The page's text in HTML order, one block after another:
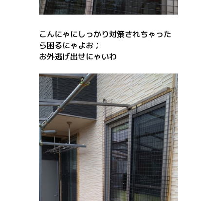
こんにゃにしっかり対策されちゃった
ら困るにゃよお；
お外逃げ出せにゃいわ